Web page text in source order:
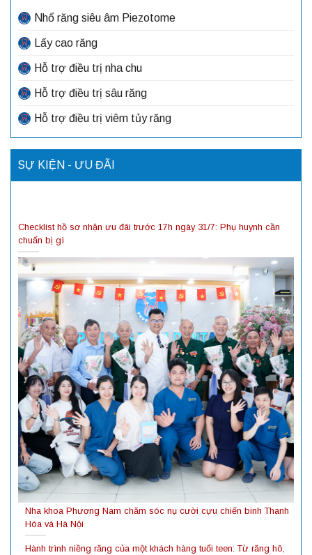
Nhổ răng siêu âm Piezotome
Lấy cao răng
Hỗ trợ điều trị nha chu
Hỗ trợ điều trị sâu răng
Hỗ trợ điều trị viêm tủy răng
SỰ KIỆN - ƯU ĐÃI
Checklist hồ sơ nhận ưu đãi trước 17h ngày 31/7: Phụ huynh cần
chuẩn bị gì
Nha khoa Phương Nam chăm sóc nụ cười cựu chiến binh Thanh
Hóa và Hà Nội
Hành trình niềng răng của một khách hàng tuổi teen: Từ răng hô,